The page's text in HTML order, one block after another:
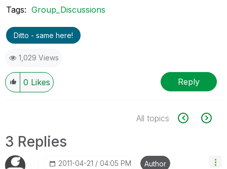
Tags: Group_Discussions
Ditto - same here!
1,029 Views
0 Likes Reply
All topics
3 Replies
‎2011-04-21 04:05 PM Author